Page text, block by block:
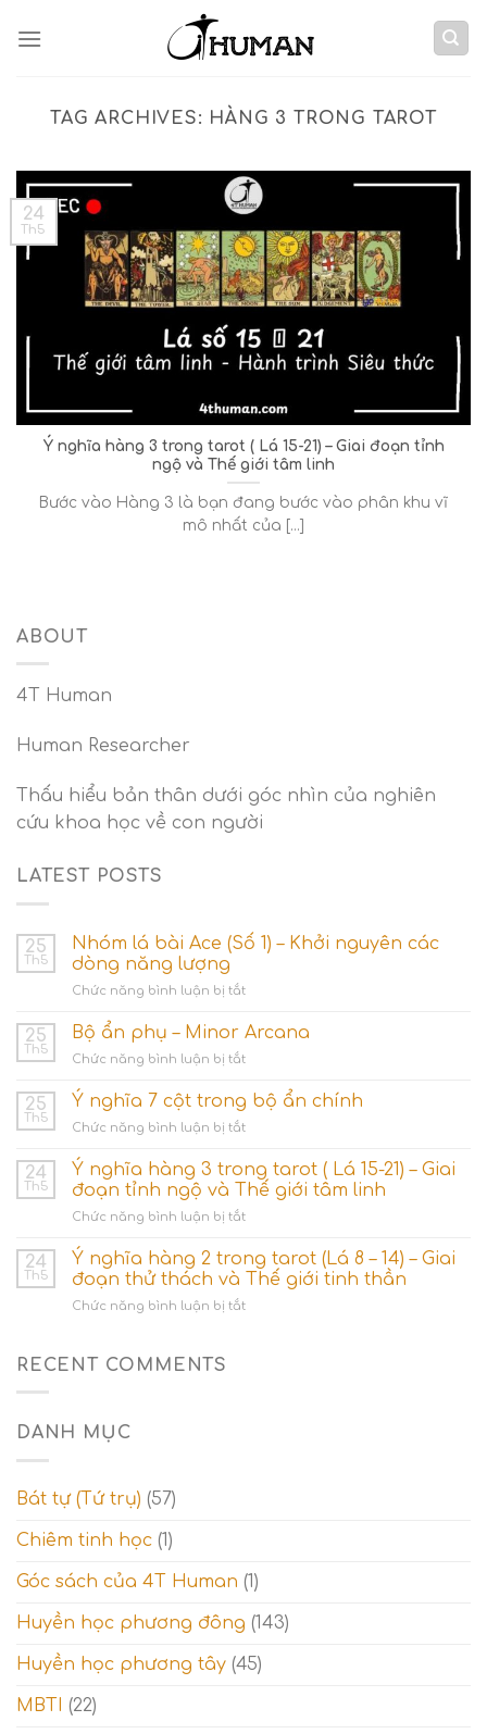
TAG ARCHIVES: HÀNG 3 TRONG TAROT
Ý nghĩa hàng 3 trong tarot ( Lá 15-21) – Giai đoạn tỉnh
ngộ và Thế giới tâm linh
Bước vào Hàng 3 là bạn đang bước vào phân khu vĩ
mô nhất của [...]
24
Th5
ABOUT
4T Human
Human Researcher
Thấu hiểu bản thân dưới góc nhìn của nghiên
cứu khoa học về con người
LATEST POSTS
25
Th5
Nhóm lá bài Ace (Số 1) – Khởi nguyên các
dòng năng lượng
Chức năng bình luận bị tắtở
lá
Ace
1)
các
dòng
năng
25
Th5
Bộ ẩn phụ – Minor Arcana
Chức năng bình luận bị tắtở
ẩn
phụ
–
Arcana
25
Th5
Ý nghĩa 7 cột trong bộ ẩn chính
Chức năng bình luận bị tắtở
nghĩa
7
cột
trong
ẩn
chính
24
Th5
Ý nghĩa hàng 3 trong tarot ( Lá 15-21) – Giai
đoạn tỉnh ngộ và Thế giới tâm linh
Chức năng bình luận bị tắtở
nghĩa
hàng
3
trong
linh
24
Th5
Ý nghĩa hàng 2 trong tarot (Lá 8 – 14) – Giai
đoạn thử thách và Thế giới tinh thần
Chức năng bình luận bị tắtở
thách
Thế
giới
tinh
thần
RECENT COMMENTS
DANH MỤC
Bát tự (Tứ trụ) (57)
Chiêm tinh học (1)
Góc sách của 4T Human (1)
Huyền học phương đông (143)
Huyền học phương tây (45)
MBTI (22)